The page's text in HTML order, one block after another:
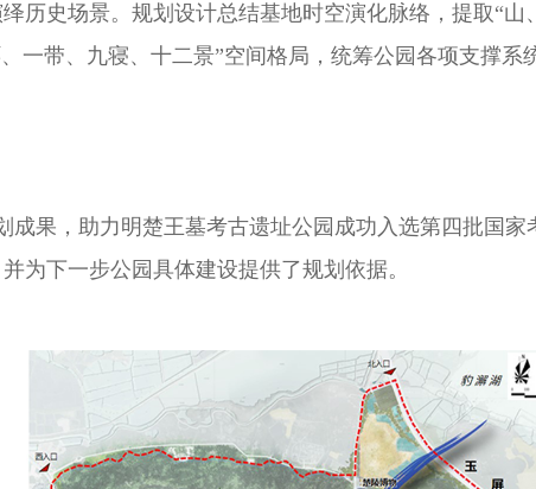
历史场景。规划设计总结基地时空演化脉络，提取“
一带、九寝、十二景”空间格局，统筹公园各项支撑
成果，助力明楚王墓考古遗址公园成功入选第四批国
为下一步公园具体建设提供了规划依据。